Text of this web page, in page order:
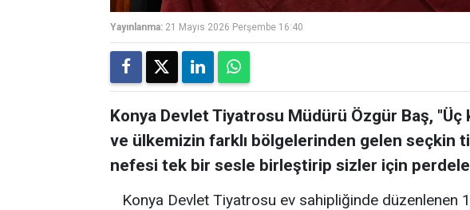
Yayınlanma: 21 Mayıs 2026 Perşembe 16:40
Konya Devlet Tiyatrosu Müdürü Özgür Baş, "Üç
ve ülkemizin farklı bölgelerinden gelen seçkin
nefesi tek bir sesle birleştirip sizler için
Konya Devlet Tiyatrosu ev sahipliğinde düzenlenen